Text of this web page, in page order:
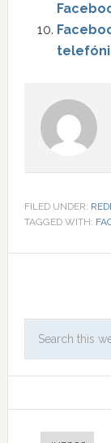
FILED UNDER:
TAGGED WITH: